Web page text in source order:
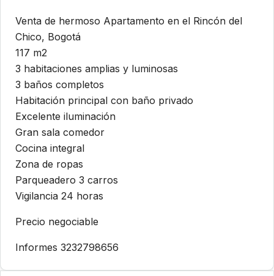
Venta de hermoso Apartamento en el Rincón del
Chico, Bogotá
117 m2
3 habitaciones amplias y luminosas
3 baños completos
Habitación principal con baño privado
Excelente iluminación
Gran sala comedor
Cocina integral
Zona de ropas
Parqueadero 3 carros
Vigilancia 24 horas
Precio negociable
Informes 3232798656